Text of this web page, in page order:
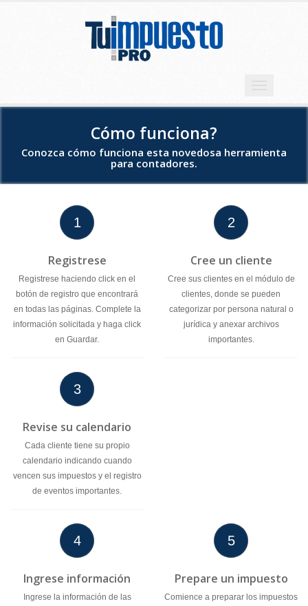
navigation
Cómo funciona?
Conozca cómo funciona esta novedosa herramienta
para contadores.
1
Registrese
Registrese haciendo click en el
botón de registro que encontrará
en todas las páginas. Complete la
información solicitada y haga click
en Guardar.
2
Cree un cliente
Cree sus clientes en el módulo de
clientes, donde se pueden
categorizar por persona natural o
jurídica y anexar archivos
importantes.
3
Revise su calendario
Cada cliente tiene su propio
calendario indicando cuando
vencen sus impuestos y el registro
de eventos importantes.
4
Ingrese información
Ingrese la información de las
5
Prepare un impuesto
Comience a preparar los impuestos